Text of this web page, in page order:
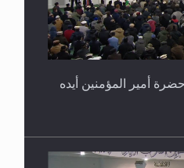
أمير المؤمنين أيده